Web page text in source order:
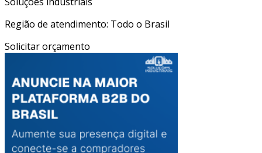
Região de atendimento: Todo o Brasil
Solicitar orçamento